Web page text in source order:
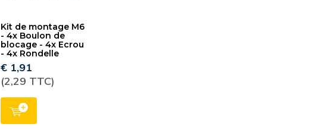
Kit de montage M6
- 4x Boulon de
blocage - 4x Ecrou
- 4x Rondelle
€ 1,91
(2,29 TTC)